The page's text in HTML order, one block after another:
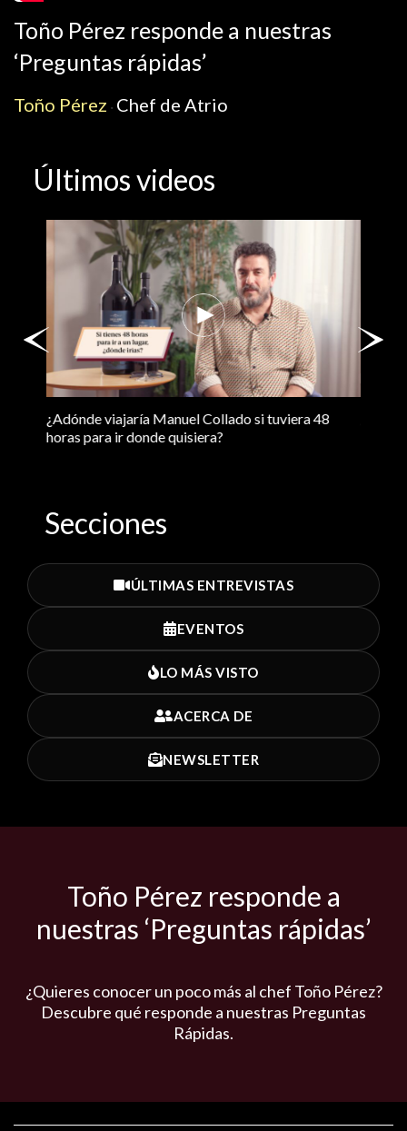
Toño Pérez responde a nuestras
‘Preguntas rápidas’
Toño Pérez · Chef de Atrio
Últimos videos
¿Adónde viajaría Manuel Collado si tuviera 48
horas para ir donde quisiera?
Secciones
ÚLTIMAS ENTREVISTAS
EVENTOS
LO MÁS VISTO
ACERCA DE
NEWSLETTER
Toño Pérez responde a
nuestras ‘Preguntas rápidas’
¿Quieres conocer un poco más al chef Toño Pérez?
Descubre qué responde a nuestras Preguntas
Rápidas.